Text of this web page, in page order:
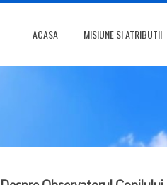
ACASA MISIUNE SI ATRIBUTII